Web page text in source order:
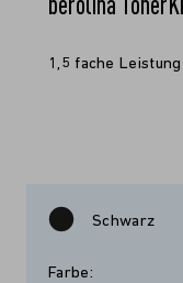
1,5 fache Leistung
Schwarz
Farbe: